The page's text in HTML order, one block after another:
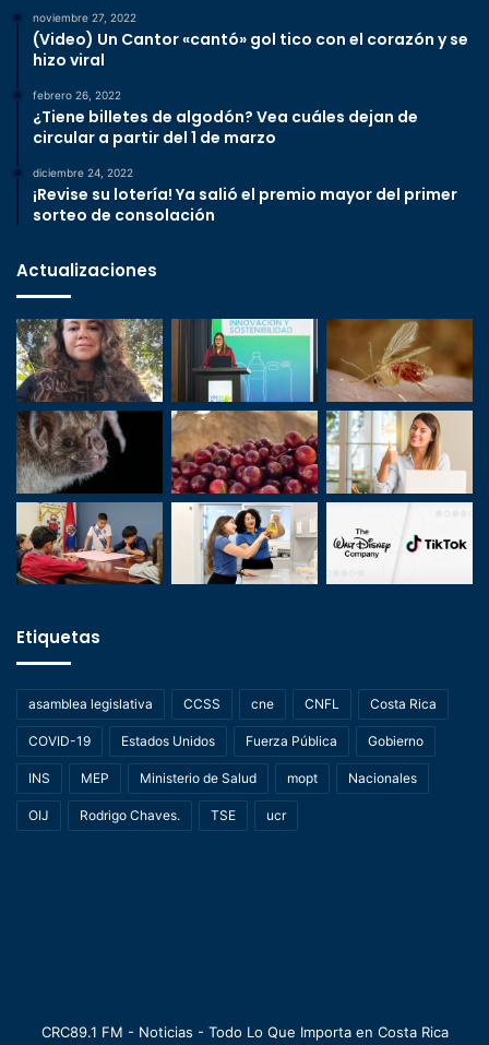
noviembre 27, 2022
(Video) Un Cantor «cantó» gol tico con el corazón y se
hizo viral
febrero 26, 2022
¿Tiene billetes de algodón? Vea cuáles dejan de
circular a partir del 1 de marzo
diciembre 24, 2022
¡Revise su lotería! Ya salió el premio mayor del primer
sorteo de consolación
Actualizaciones
Etiquetas
asamblea legislativa CCSS cne CNFL Costa Rica
COVID-19 Estados Unidos Fuerza Pública Gobierno
INS MEP Ministerio de Salud mopt Nacionales
OIJ Rodrigo Chaves. TSE ucr
CRC89.1 FM - Noticias - Todo Lo Que Importa en Costa Rica